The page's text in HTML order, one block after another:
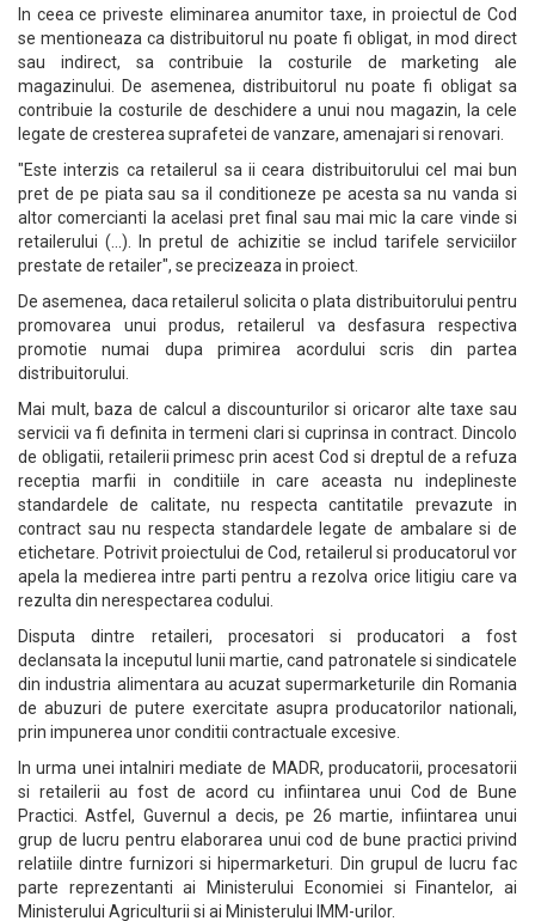
In ceea ce priveste eliminarea anumitor taxe, in proiectul de Cod
se mentioneaza ca distribuitorul nu poate fi obligat, in mod direct
sau indirect, sa contribuie la costurile de marketing ale
magazinului. De asemenea, distribuitorul nu poate fi obligat sa
contribuie la costurile de deschidere a unui nou magazin, la cele
legate de cresterea suprafetei de vanzare, amenajari si renovari.
"Este interzis ca retailerul sa ii ceara distribuitorului cel mai bun
pret de pe piata sau sa il conditioneze pe acesta sa nu vanda si
altor comercianti la acelasi pret final sau mai mic la care vinde si
retailerului (...). In pretul de achizitie se includ tarifele serviciilor
prestate de retailer", se precizeaza in proiect.
De asemenea, daca retailerul solicita o plata distribuitorului pentru
promovarea unui produs, retailerul va desfasura respectiva
promotie numai dupa primirea acordului scris din partea
distribuitorului.
Mai mult, baza de calcul a discounturilor si oricaror alte taxe sau
servicii va fi definita in termeni clari si cuprinsa in contract. Dincolo
de obligatii, retailerii primesc prin acest Cod si dreptul de a refuza
receptia marfii in conditiile in care aceasta nu indeplineste
standardele de calitate, nu respecta cantitatile prevazute in
contract sau nu respecta standardele legate de ambalare si de
etichetare. Potrivit proiectului de Cod, retailerul si producatorul vor
apela la medierea intre parti pentru a rezolva orice litigiu care va
rezulta din nerespectarea codului.
Disputa dintre retaileri, procesatori si producatori a fost
declansata la inceputul lunii martie, cand patronatele si sindicatele
din industria alimentara au acuzat supermarketurile din Romania
de abuzuri de putere exercitate asupra producatorilor nationali,
prin impunerea unor conditii contractuale excesive.
In urma unei intalniri mediate de MADR, producatorii, procesatorii
si retailerii au fost de acord cu infiintarea unui Cod de Bune
Practici. Astfel, Guvernul a decis, pe 26 martie, infiintarea unui
grup de lucru pentru elaborarea unui cod de bune practici privind
relatiile dintre furnizori si hipermarketuri. Din grupul de lucru fac
parte reprezentanti ai Ministerului Economiei si Finantelor, ai
Ministerului Agriculturii si ai Ministerului IMM-urilor.